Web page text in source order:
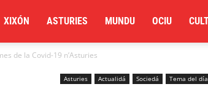
XIXÓN ASTURIES MUNDU OCIU
de la Covid-19 n’Asturies
Asturies Actualidá Sociedá Tema del día